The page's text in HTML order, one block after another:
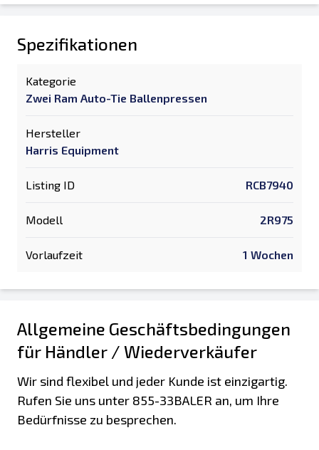
Spezifikationen
Kategorie
Zwei Ram Auto-Tie Ballenpressen
Hersteller
Harris Equipment
Listing ID RCB7940
Modell 2R975
Vorlaufzeit 1 Wochen
Allgemeine Geschäftsbedingungen
für Händler / Wiederverkäufer
Wir sind flexibel und jeder Kunde ist einzigartig.
Rufen Sie uns unter 855-33BALER an, um Ihre
Bedürfnisse zu besprechen.